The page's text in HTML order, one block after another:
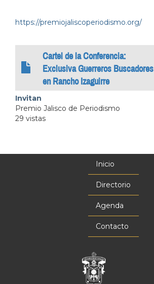
https://premiojaliscoperiodismo.org/
Cartel de la Conferencia:
Exclusiva Guerreros Buscadores
en Rancho Izaguirre
Invitan
Premio Jalisco de Periodismo
29 vistas
Inicio
Directorio
Agenda
Contacto